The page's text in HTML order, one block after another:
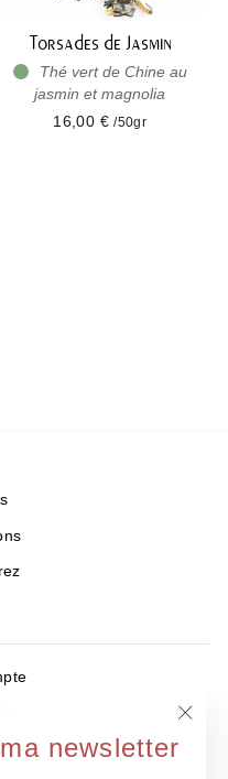
newsletter
Torsades de Jasmin
Thé vert de Chine au
jasmin et magnolia
16,00 €/50gr
?